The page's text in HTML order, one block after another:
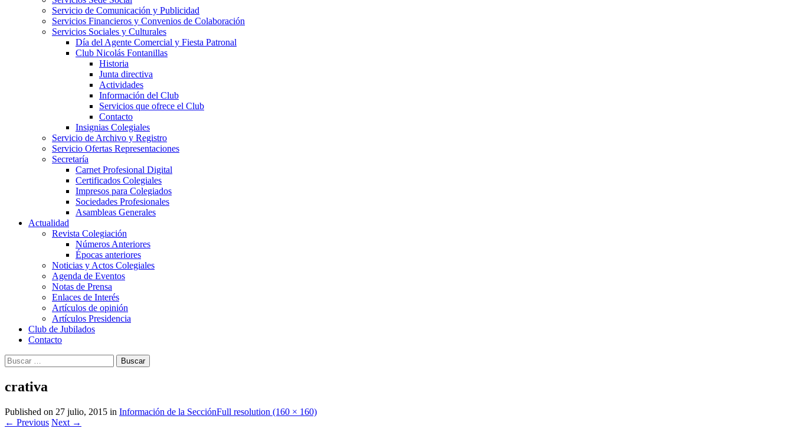
Servicio de Comunicación y Publicidad
Servicios Financieros y Convenios de Colaboración
Servicios Sociales y Culturales
Día del Agente Comercial y Fiesta Patronal
Club Nicolás Fontanillas
Historia
Junta directiva
Actividades
Información del Club
Servicios que ofrece el Club
Contacto
Insignias Colegiales
Servicio de Archivo y Registro
Servicio Ofertas Representaciones
Secretaría
Carnet Profesional Digital
Certificados Colegiales
Impresos para Colegiados
Sociedades Profesionales
Asambleas Generales
Actualidad
Revista Colegiación
Números Anteriores
Épocas anteriores
Noticias y Actos Colegiales
Agenda de Eventos
Notas de Prensa
Enlaces de Interés
Artículos de opinión
Artículos Presidencia
Club de Jubilados
Contacto
Buscar:
crativa
Published on 27 julio, 2015 in Información de la SecciónFull resolution (160 × 160)
← Previous Next →